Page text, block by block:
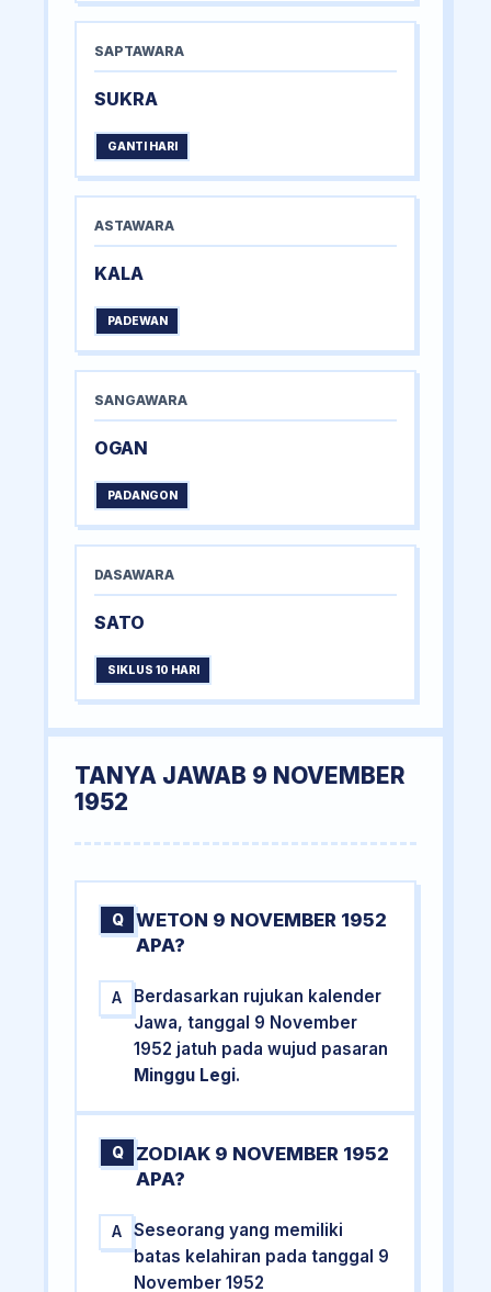
SAPTAWARA
SUKRA
GANTI HARI
ASTAWARA
KALA
PADEWAN
SANGAWARA
OGAN
PADANGON
DASAWARA
SATO
SIKLUS 10 HARI
TANYA JAWAB 9 NOVEMBER
1952
Q
WETON 9 NOVEMBER 1952
APA?
A
Berdasarkan rujukan kalender
Jawa, tanggal 9 November
1952 jatuh pada wujud pasaran
Minggu Legi.
Q
ZODIAK 9 NOVEMBER 1952
APA?
A
Seseorang yang memiliki
batas kelahiran pada tanggal 9
November 1952